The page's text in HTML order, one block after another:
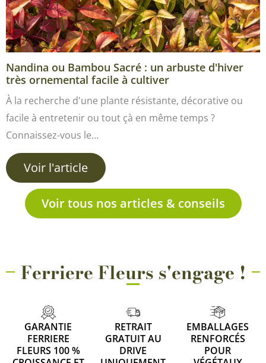
Nandina ou Bambou Sacré : un arbuste d'hiver
très ornemental facile à cultiver
À la recherche d'une plante résistante, décorative ou
facile à entretenir ou tout çà en même temps ?
Connaissez-vous le…
Voir l'article
Voir tous nos articles & conseils
Ferriere Fleurs s'engage !
GARANTIE
FERRIERE
FLEURS 100 %
RETRAIT
GRATUIT AU
DRIVE
EMBALLAGES
RENFORCÉS
POUR